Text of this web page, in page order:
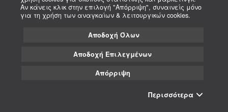
Αν κάνεις κλικ στην επιλογή "Απόρριψη", συναινείς μόνο
για τη χρήση των αναγκαίων & λειτουργικών cookies.
Αποδοχή Όλων
Αποδοχή Επιλεγμένων
Απόρριψη
Περισσότερα